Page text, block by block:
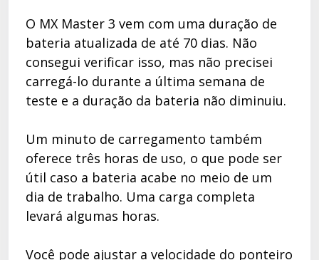
O MX Master 3 vem com uma duração de
bateria atualizada de até 70 dias. Não
consegui verificar isso, mas não precisei
carregá-lo durante a última semana de
teste e a duração da bateria não diminuiu.
Um minuto de carregamento também
oferece três horas de uso, o que pode ser
útil caso a bateria acabe no meio de um
dia de trabalho. Uma carga completa
levará algumas horas.
Você pode ajustar a velocidade do ponteiro